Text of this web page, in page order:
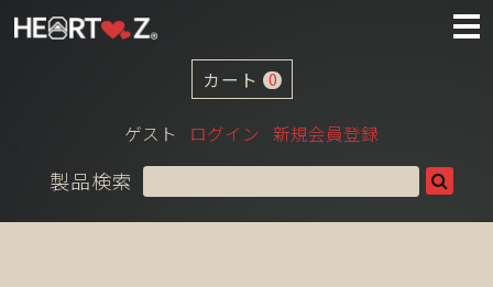
カート 0
ゲスト ログイン 新規会員登録
製品検索